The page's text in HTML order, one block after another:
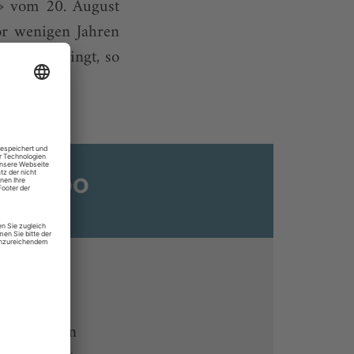
vom 20. August
wenigen Jahren
klingt, so
Abo